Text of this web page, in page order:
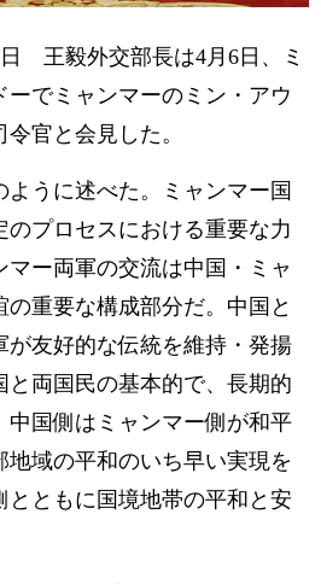
王毅外交部長は4月6日、ミ
ーでミャンマーのミン・アウ
官と会見した。
うに述べた。ミャンマー国
プロセスにおける重要な力
ー両軍の交流は中国・ミャ
重要な構成部分だ。中国と
が友好的な伝統を維持・発揚
と両国民の基本的で、長期的
中国側はミャンマー側が和平
域の平和のいち早い実現を
とともに国境地帯の平和と安